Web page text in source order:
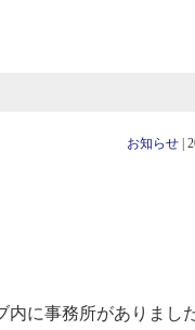
お知らせ
に事務所がありまし